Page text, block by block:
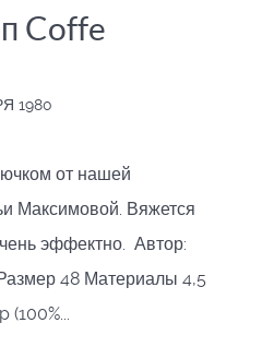
Coffe
1980
от нашей
Максимовой. Вяжется
эффектно. Автор:
48 Материалы 4,5